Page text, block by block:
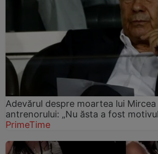
Adevărul despre moartea lui
antrenorului: „Nu ăsta a fost
PrimeTime